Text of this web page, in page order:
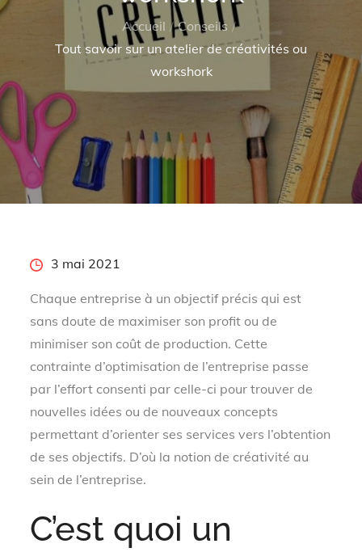
Accueil
Conseils
Tout savoir sur un atelier de créativités ou
workshork
Posted3 mai 2021
Chaque entreprise à un objectif précis qui est
sans doute de maximiser son profit ou de
minimiser son coût de production. Cette
contrainte d’optimisation de l’entreprise passe
par l’effort consenti par celle-ci pour trouver de
nouvelles idées ou de nouveaux concepts
permettant d’orienter ses services vers l’obtention
de ses objectifs. D’où la notion de créativité au
sein de l’entreprise.
C’est quoi un